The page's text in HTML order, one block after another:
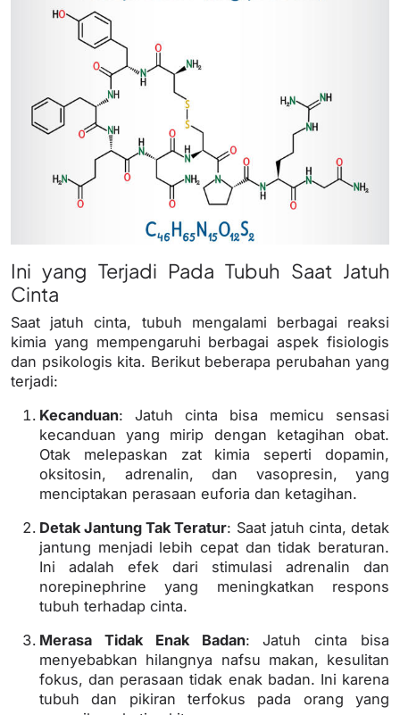
Ini yang Terjadi Pada Tubuh Saat Jatuh
Cinta
Saat jatuh cinta, tubuh mengalami berbagai reaksi
kimia yang mempengaruhi berbagai aspek fisiologis
dan psikologis kita. Berikut beberapa perubahan yang
terjadi:
Kecanduan: Jatuh cinta bisa memicu sensasi
kecanduan yang mirip dengan ketagihan obat.
Otak melepaskan zat kimia seperti dopamin,
oksitosin, adrenalin, dan vasopresin, yang
menciptakan perasaan euforia dan ketagihan.
Detak Jantung Tak Teratur: Saat jatuh cinta, detak
jantung menjadi lebih cepat dan tidak beraturan.
Ini adalah efek dari stimulasi adrenalin dan
norepinephrine yang meningkatkan respons
tubuh terhadap cinta.
Merasa Tidak Enak Badan: Jatuh cinta bisa
menyebabkan hilangnya nafsu makan, kesulitan
fokus, dan perasaan tidak enak badan. Ini karena
tubuh dan pikiran terfokus pada orang yang